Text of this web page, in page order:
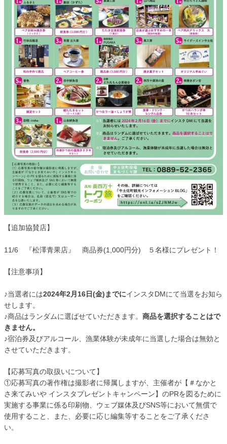
【追加協賛店】
11/6 『松澤青果店』 商品券(1,000円分) ５名様にプレゼント！
【注意事項】
♪当選者には2024年2月16日(金)までにインスタDMにて当選をお知ら
せします。
♪商品はランダムに選ばせていただきます。 商品を選択することはで
きません。
♪宿泊券及びアルコール、漁業体験が未成年に当選した場合は無効と
させていただきます。
【応募写真の取扱いについて】
①応募写真の著作権は撮影者に帰属しますが、主催者が【＃なかと
さ来てみいや インスタプレゼントキャンペーン】のPRを図るために
実施する事業に係る印刷物、ウェブ媒体及びSNS等において無償で
使用すること、また、必要に応じ編集等することをご了承くださ
い。